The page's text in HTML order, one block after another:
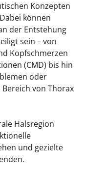
Konzepten
können
der Entstehung
sein – von
Kopfschmerzen
(CMD) bis hin
oder
von Thorax
Halsregion
und gezielte